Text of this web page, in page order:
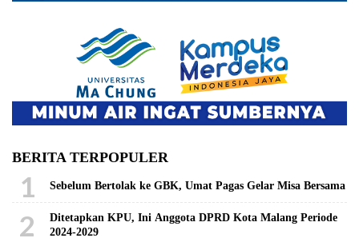
BERITA TERPOPULER
1 Sebelum Bertolak ke GBK, Umat Pagas Gelar Misa Bersama
2
Ditetapkan KPU, Ini Anggota DPRD Kota Malang Periode
2024-2029